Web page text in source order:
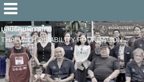
มูลนิธิคนพิการไทย
THAI WITH DISABILITY FOUNDATION